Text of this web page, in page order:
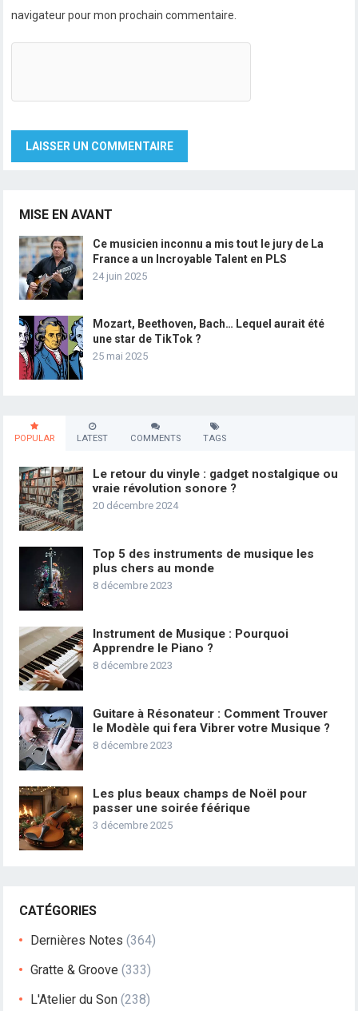
navigateur pour mon prochain commentaire.
MISE EN AVANT
Ce musicien inconnu a mis tout le jury de La
France a un Incroyable Talent en PLS
24 juin 2025
Mozart, Beethoven, Bach… Lequel aurait été
une star de TikTok ?
25 mai 2025
POPULAR LATEST COMMENTS TAGS
Le retour du vinyle : gadget nostalgique ou
vraie révolution sonore ?
20 décembre 2024
Top 5 des instruments de musique les
plus chers au monde
8 décembre 2023
Instrument de Musique : Pourquoi
Apprendre le Piano ?
8 décembre 2023
Guitare à Résonateur : Comment Trouver
le Modèle qui fera Vibrer votre Musique ?
8 décembre 2023
Les plus beaux champs de Noël pour
passer une soirée féérique
3 décembre 2025
CATÉGORIES
Dernières Notes (364)
Gratte & Groove (333)
L'Atelier du Son (238)